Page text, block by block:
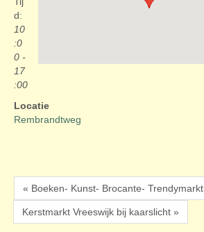
d:
10
:0
0 -
17
:00
Locatie
Rembrandtweg
« Boeken- Kunst- Brocante- Trendymarkt
Kerstmarkt Vreeswijk bij kaarslicht »